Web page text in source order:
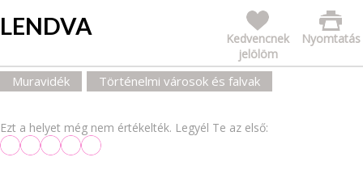
LENDVA Nyomtatás
Kedvencnek
jelölöm
Muravidék Történelmi városok és falvak
Ezt a helyet még nem értékelték. Legyél Te az első: